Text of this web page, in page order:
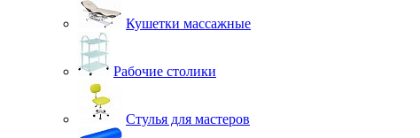
Кушетки массажные
Рабочие столики
Стулья для мастеров